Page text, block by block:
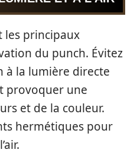
les principaux
du punch. Évitez
à la lumière directe
provoquer une
et de la couleur.
hermétiques pour